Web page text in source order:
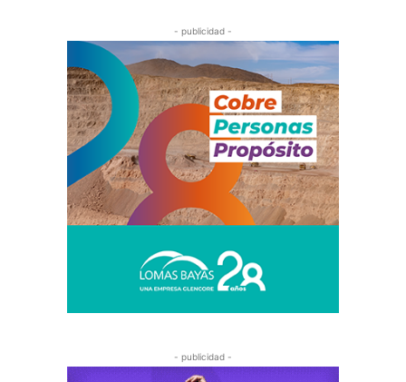
- publicidad -
- publicidad -